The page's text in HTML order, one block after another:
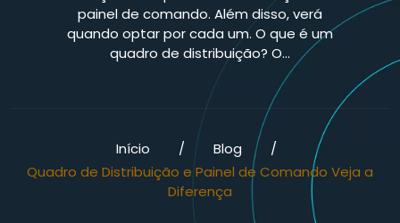
painel de comando. Além disso, verá
quando optar por cada um. O que é um
quadro de distribuição? O…
Início / Blog
/
Quadro de Distribuição e Painel de Comando Veja a
Diferença